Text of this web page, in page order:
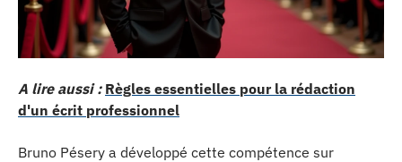
A lire aussi : Règles essentielles pour la rédaction
d'un écrit professionnel
Bruno Pésery a développé cette compétence sur